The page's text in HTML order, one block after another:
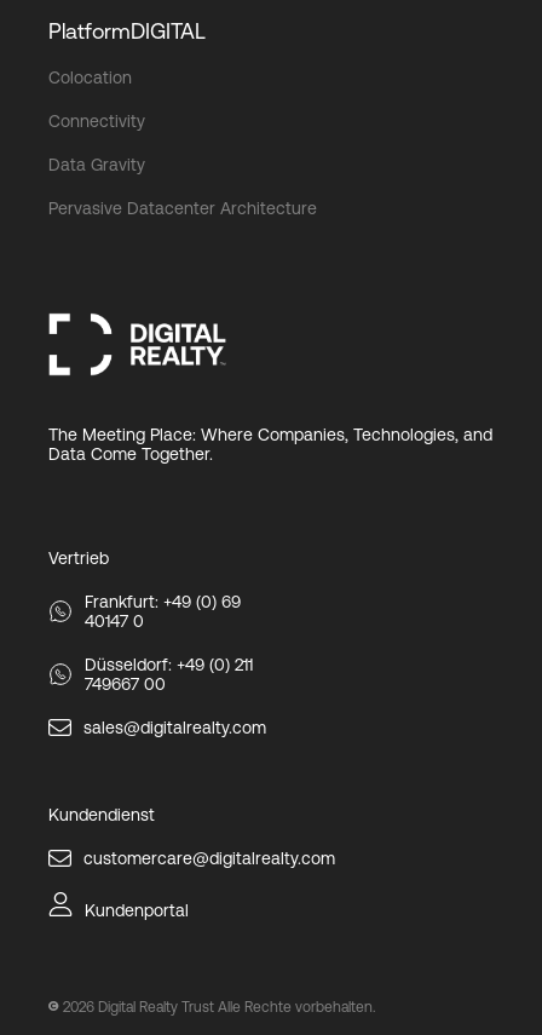
PlatformDIGITAL
Colocation
Connectivity
Data Gravity
Pervasive Datacenter Architecture
The Meeting Place: Where Companies, Technologies, and
Data Come Together.
Vertrieb
Frankfurt: +49 (0) 69
40147 0
Düsseldorf: +49 (0) 211
749667 00
sales@digitalrealty.com
Kundendienst
customercare@digitalrealty.com
Kundenportal
2026 Digital Realty Trust Alle Rechte vorbehalten.